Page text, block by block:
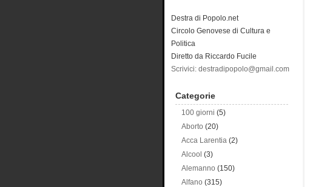
Destra di Popolo.net
Circolo Genovese di Cultura e
Politica
Diretto da Riccardo Fucile
Scrivici: destradipopolo@gmail.com
Categorie
100 giorni (5)
Aborto (20)
Acca Larentia (2)
Alcool (3)
Alemanno (150)
Alfano (315)